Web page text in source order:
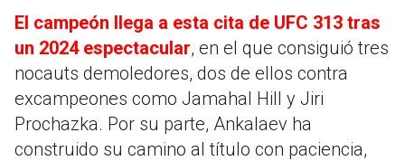
El campeón llega a esta cita de UFC 313 tras
un 2024 espectacular, en el que consiguió tres
nocauts demoledores, dos de ellos contra
excampeones como Jamahal Hill y Jiri
Prochazka. Por su parte, Ankalaev ha
construido su camino al título con paciencia,